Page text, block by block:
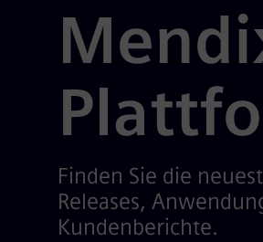
Finden Sie die
Releases,
Kundenberichte.